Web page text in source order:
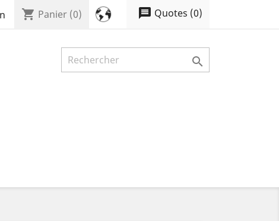
shopping_cart Panier (0) message Quotes (0)
